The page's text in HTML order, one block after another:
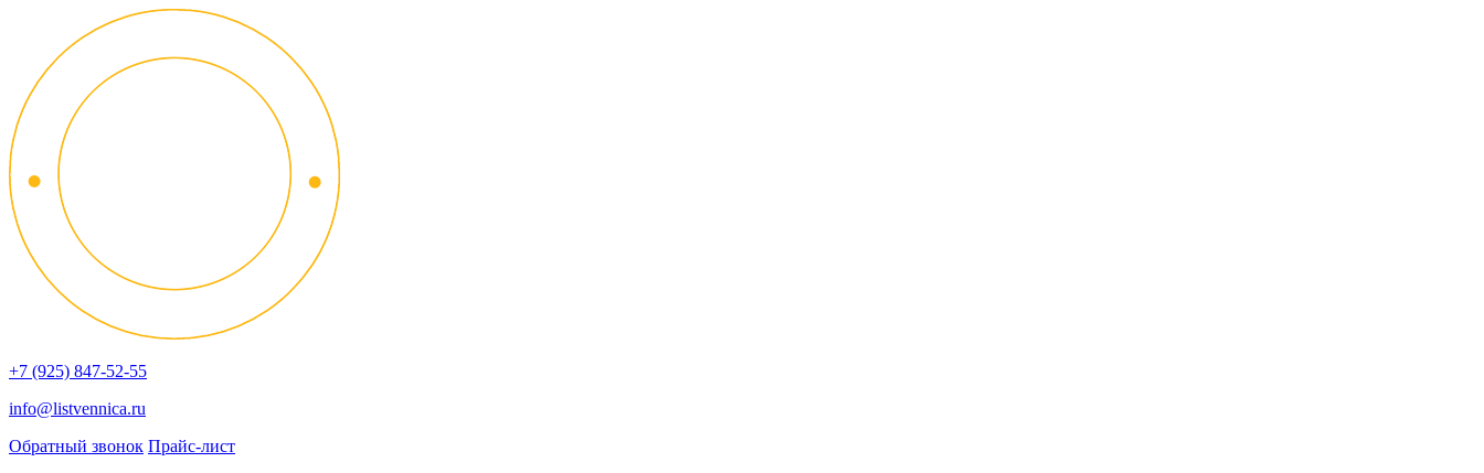
+7 (925) 847-52-55
info@listvennica.ru
Обратный звонок Прайс-лист